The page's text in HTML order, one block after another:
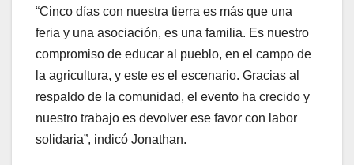
“Cinco días con nuestra tierra es más que una
feria y una asociación, es una familia. Es nuestro
compromiso de educar al pueblo, en el campo de
la agricultura, y este es el escenario. Gracias al
respaldo de la comunidad, el evento ha crecido y
nuestro trabajo es devolver ese favor con labor
solidaria”, indicó Jonathan.